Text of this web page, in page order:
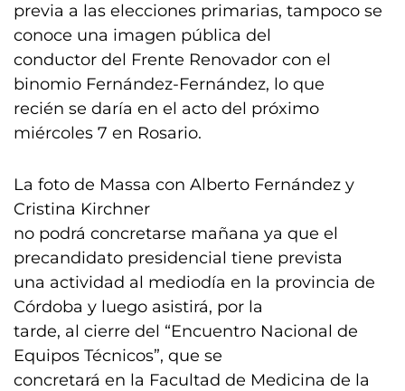
previa a las elecciones primarias, tampoco se
conoce una imagen pública del
conductor del Frente Renovador con el
binomio Fernández-Fernández, lo que
recién se daría en el acto del próximo
miércoles 7 en Rosario.
La foto de Massa con Alberto Fernández y
Cristina Kirchner
no podrá concretarse mañana ya que el
precandidato presidencial tiene prevista
una actividad al mediodía en la provincia de
Córdoba y luego asistirá, por la
tarde, al cierre del “Encuentro Nacional de
Equipos Técnicos”, que se
concretará en la Facultad de Medicina de la